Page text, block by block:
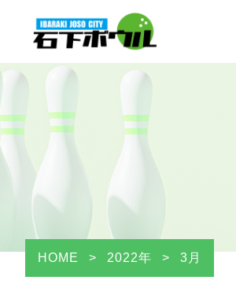
HOME > 2022年 > 3月